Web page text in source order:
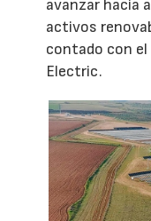
avanzar hacia
activos
contado con
Electric.